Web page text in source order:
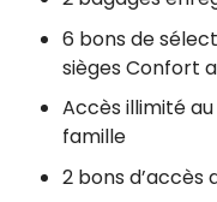
6 bons de
sièges Confort
Accès illimité
famille
2 bons d’accès